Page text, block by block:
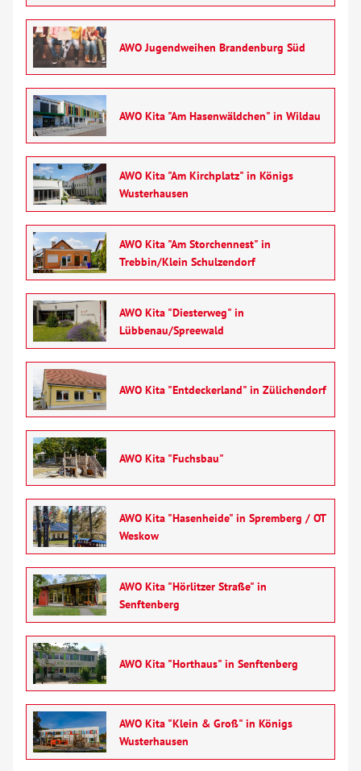
AWO Jugendweihen Brandenburg Süd
AWO Kita "Am Hasenwäldchen" in Wildau
AWO Kita "Am Kirchplatz" in Königs
Wusterhausen
AWO Kita "Am Storchennest" in
Trebbin/Klein Schulzendorf
AWO Kita "Diesterweg" in
Lübbenau/Spreewald
AWO Kita "Entdeckerland" in Zülichendorf
AWO Kita "Fuchsbau"
AWO Kita "Hasenheide" in Spremberg / OT
Weskow
AWO Kita "Hörlitzer Straße" in
Senftenberg
AWO Kita "Horthaus" in Senftenberg
AWO Kita "Klein & Groß" in Königs
Wusterhausen